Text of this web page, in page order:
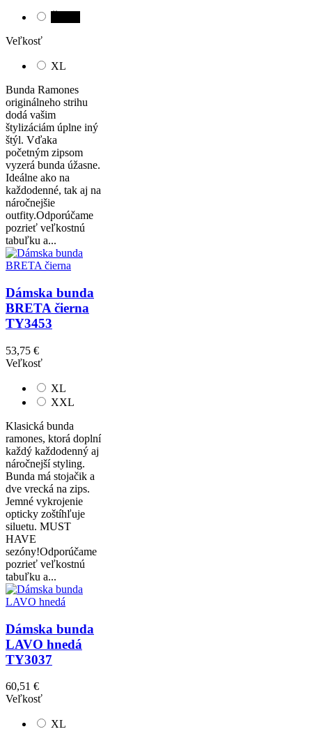
Veľkosť
XL
Bunda Ramones
originálneho strihu
dodá vašim
štylizáciám úplne iný
štýl. Vďaka
početným zipsom
vyzerá bunda úžasne.
Ideálne ako na
každodenné, tak aj na
náročnejšie
outfity.Odporúčame
pozrieť veľkostnú
tabuľku a...
Dámska bunda
BRETA čierna
TY3453
53,75 €
Veľkosť
XL
XXL
Klasická bunda
ramones, ktorá doplní
každý každodenný aj
náročnejší styling.
Bunda má stojačik a
dve vrecká na zips.
Jemné vykrojenie
opticky zoštíhľuje
siluetu. MUST
HAVE
sezóny!Odporúčame
pozrieť veľkostnú
tabuľku a...
Dámska bunda
LAVO hnedá
TY3037
60,51 €
Veľkosť
XL